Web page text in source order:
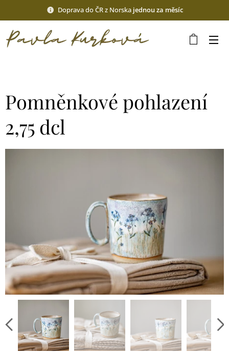
Doprava do ČR z Norska jednou za měsíc
Pomněnkové pohlazení
2,75 dcl